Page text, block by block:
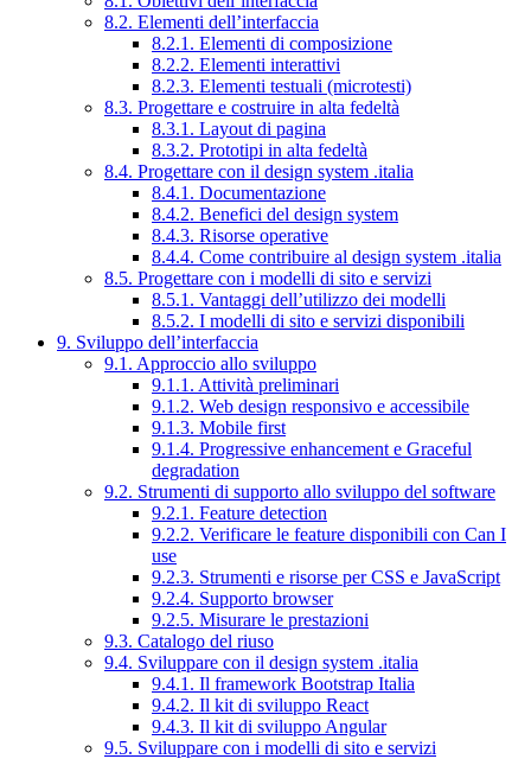
8.2. Elementi dell’interfaccia
8.2.1. Elementi di composizione
8.2.2. Elementi interattivi
8.2.3. Elementi testuali (microtesti)
8.3. Progettare e costruire in alta fedeltà
8.3.1. Layout di pagina
8.3.2. Prototipi in alta fedeltà
8.4. Progettare con il design system .italia
8.4.1. Documentazione
8.4.2. Benefici del design system
8.4.3. Risorse operative
8.4.4. Come contribuire al design system .italia
8.5. Progettare con i modelli di sito e servizi
8.5.1. Vantaggi dell’utilizzo dei modelli
8.5.2. I modelli di sito e servizi disponibili
9. Sviluppo dell’interfaccia
9.1. Approccio allo sviluppo
9.1.1. Attività preliminari
9.1.2. Web design responsivo e accessibile
9.1.3. Mobile first
9.1.4. Progressive enhancement e Graceful
degradation
9.2. Strumenti di supporto allo sviluppo del software
9.2.1. Feature detection
9.2.2. Verificare le feature disponibili con Can I
use
9.2.3. Strumenti e risorse per CSS e JavaScript
9.2.4. Supporto browser
9.2.5. Misurare le prestazioni
9.3. Catalogo del riuso
9.4. Sviluppare con il design system .italia
9.4.1. Il framework Bootstrap Italia
9.4.2. Il kit di sviluppo React
9.4.3. Il kit di sviluppo Angular
9.5. Sviluppare con i modelli di sito e servizi